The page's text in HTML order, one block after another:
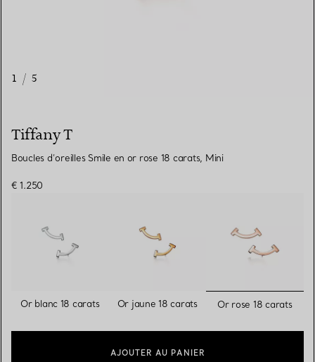
1 / 5
Tiffany T
Boucles d’oreilles Smile en or rose 18 carats, Mini
€ 1.250
Or blanc 18 carats Or jaune 18 carats Or rose 18 carats
AJOUTER AU PANIER